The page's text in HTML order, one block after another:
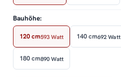
Bauhöhe:
120 cm593 Watt 140 cm692 Watt
180 cm890 Watt